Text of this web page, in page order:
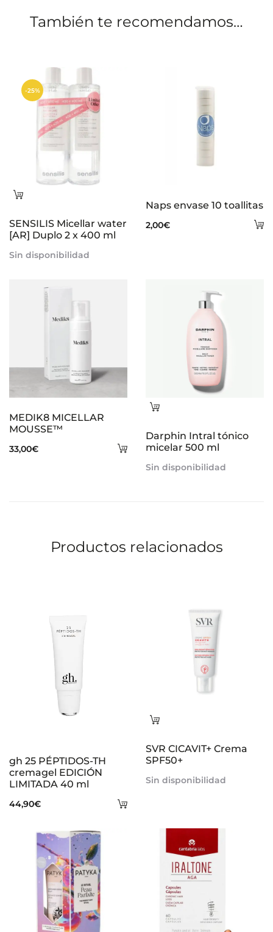
También te recomendamos…
-25%
Leer
SENSILIS Micellar water
[AR] Duplo 2 x 400 ml
Sin disponibilidad
Naps envase 10 toallitas
2,00€
Añadir
MEDIK8 MICELLAR
MOUSSE™
33,00€
Leer
Darphin Intral tónico
micelar 500 ml
Sin disponibilidad
Productos relacionados
Añadir
gh 25 PÉPTIDOS-TH
cremagel EDICIÓN
LIMITADA 40 ml
44,90€
Leer
SVR CICAVIT+ Crema
SPF50+
Sin disponibilidad